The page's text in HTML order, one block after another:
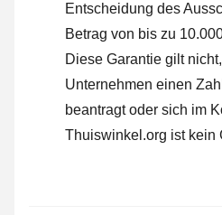
Entscheidung des
Betrag von bis zu
Diese Garantie gilt
Unternehmen einen
beantragt oder sich im
Thuiswinkel.org ist kein